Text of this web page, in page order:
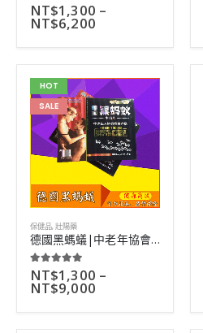
5.00out of 5
NT$1,300 –
NT$6,200
HOT
SALE
保健品,壯陽藥
德國黑螞蟻|中老年協會推薦保健品|藥效持續120小時|24粒裝
5.00out of 5
NT$1,300 –
NT$9,000